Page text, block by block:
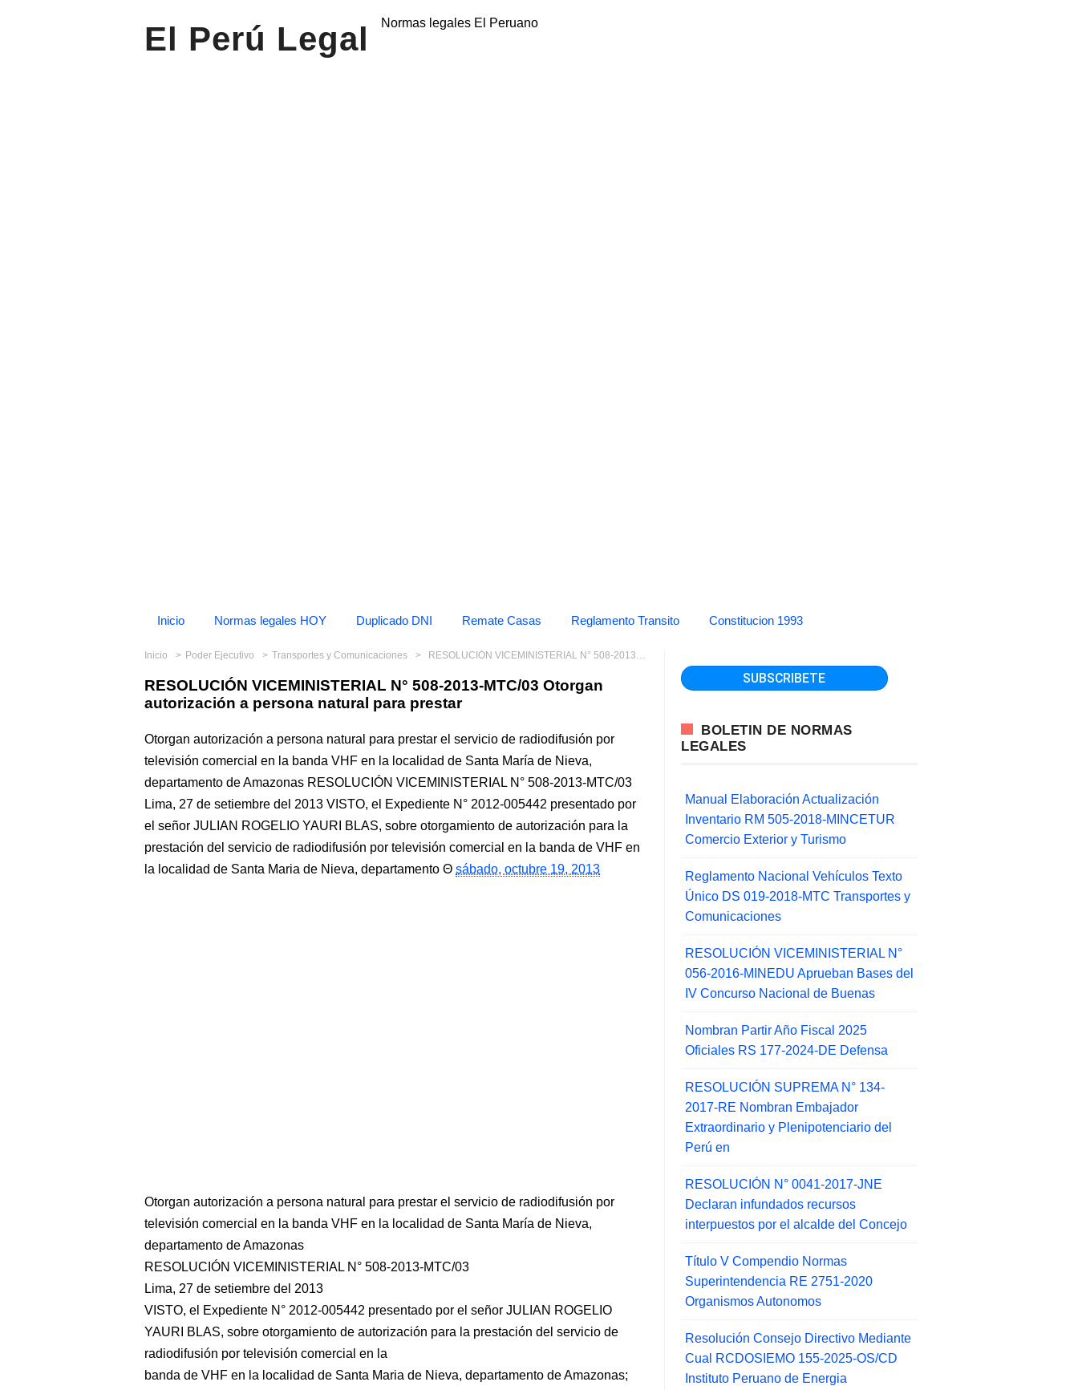
El Perú Legal Normas legales El Peruano
Inicio Normas legales HOY Duplicado DNI Remate Casas Reglamento Transito Constitucion 1993
Inicio Poder Ejecutivo Transportes y Comunicaciones RESOLUCIÓN VICEMINISTERIAL N° 508-2013-MTC/03 Otorgan autorización a persona natural para prestar
RESOLUCIÓN VICEMINISTERIAL N° 508-2013-MTC/03 Otorgan
autorización a persona natural para prestar
Otorgan autorización a persona natural para prestar el servicio de radiodifusión por
televisión comercial en la banda VHF en la localidad de Santa María de Nieva,
departamento de Amazonas RESOLUCIÓN VICEMINISTERIAL N° 508-2013-MTC/03
Lima, 27 de setiembre del 2013 VISTO, el Expediente N° 2012-005442 presentado por
el señor JULIAN ROGELIO YAURI BLAS, sobre otorgamiento de autorización para la
prestación del servicio de radiodifusión por televisión comercial en la banda de VHF en
la localidad de Santa Maria de Nieva, departamento
sábado, octubre 19, 2013
Otorgan autorización a persona natural para prestar el servicio de radiodifusión por
televisión comercial en la banda VHF en la localidad de Santa María de Nieva,
departamento de Amazonas
RESOLUCIÓN VICEMINISTERIAL N° 508-2013-MTC/03
Lima, 27 de setiembre del 2013
VISTO, el Expediente N° 2012-005442 presentado por el señor JULIAN ROGELIO
YAURI BLAS, sobre otorgamiento de autorización para la prestación del servicio de
radiodifusión por televisión comercial en la
banda de VHF en la localidad de Santa Maria de Nieva, departamento de Amazonas;
BOLETIN DE NORMAS
LEGALES
Manual Elaboración Actualización
Inventario RM 505-2018-MINCETUR
Comercio Exterior y Turismo
Reglamento Nacional Vehículos Texto
Único DS 019-2018-MTC Transportes y
Comunicaciones
RESOLUCIÓN VICEMINISTERIAL N°
056-2016-MINEDU Aprueban Bases del
IV Concurso Nacional de Buenas
Nombran Partir Año Fiscal 2025
Oficiales RS 177-2024-DE Defensa
RESOLUCIÓN SUPREMA N° 134-
2017-RE Nombran Embajador
Extraordinario y Plenipotenciario del
Perú en
RESOLUCIÓN N° 0041-2017-JNE
Declaran infundados recursos
interpuestos por el alcalde del Concejo
Título V Compendio Normas
Superintendencia RE 2751-2020
Organismos Autonomos
Resolución Consejo Directivo Mediante
Cual RCDOSIEMO 155-2025-OS/CD
Instituto Peruano de Energia